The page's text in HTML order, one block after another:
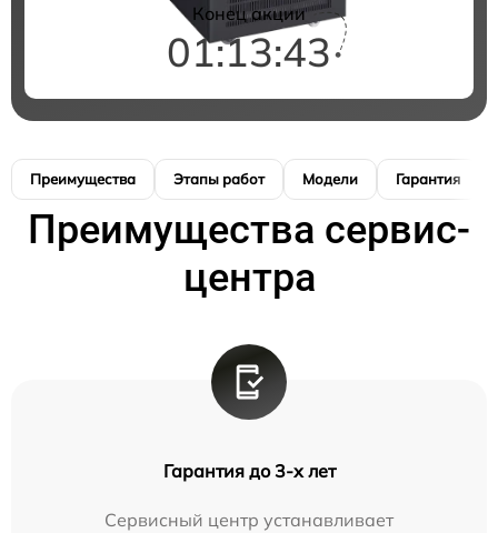
Конец акции
01:13:42
Преимущества Этапы работ Модели Гарантия
Преимущества сервис-
центра
Гарантия до 3-х лет
Сервисный центр устанавливает